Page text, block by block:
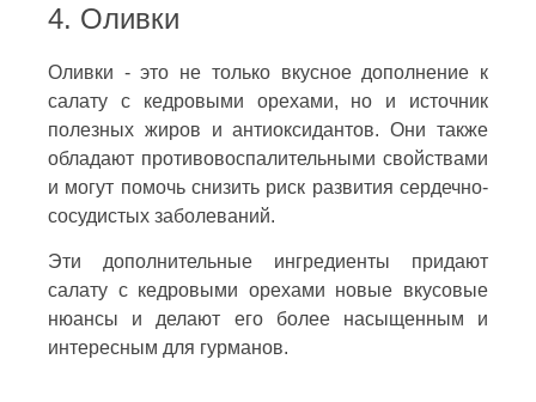
4. Оливки
Оливки - это не только вкусное дополнение к
салату с кедровыми орехами, но и источник
полезных жиров и антиоксидантов. Они также
обладают противовоспалительными свойствами
и могут помочь снизить риск развития сердечно-
сосудистых заболеваний.
Эти дополнительные ингредиенты придают
салату с кедровыми орехами новые вкусовые
нюансы и делают его более насыщенным и
интересным для гурманов.